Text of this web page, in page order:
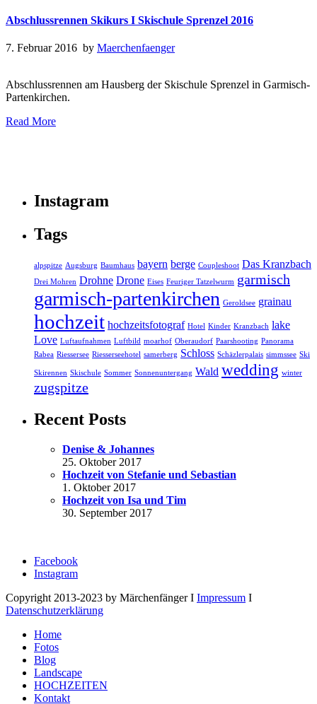
Abschlussrennen Skikurs I Skischule Sprenzel 2016
7. Februar 2016 by Maerchenfaenger
Abschlussrennen am Hausberg der Skischule Sprenzel in Garmisch-
Partenkirchen.
Read More
Instagram
Tags
alpspitze Augsburg Baumhaus bayern berge Coupleshoot Das Kranzbach
Drei Mohren Drohne Drone Eises Feuriger Tatzelwurm garmisch
garmisch-partenkirchen Geroldsee grainau
hochzeit hochzeitsfotograf Hotel Kinder Kranzbach lake
Love Luftaufnahmen Luftbild moarhof Oberaudorf Paarshooting Panorama
Rabea Riessersee Riesserseehotel samerberg Schloss Schäzlerpalais simmssee Ski
Skirennen Skischule Sommer Sonnenuntergang Wald wedding winter
zugspitze
Recent Posts
Denise & Johannes
25. Oktober 2017
Hochzeit von Stefanie und Sebastian
1. Oktober 2017
Hochzeit von Isa und Tim
30. September 2017
Facebook
Instagram
Copyright 2013-2023 by Märchenfänger I Impressum I
Datenschutzerklärung
Home
Fotos
Blog
Landscape
HOCHZEITEN
Kontakt